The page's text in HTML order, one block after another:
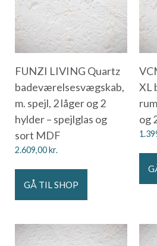
FUNZI LIVING Quartz
badeværelsesvægskab,
m. spejl, 2 låger og 2
hylder – spejlglas og
sort MDF
2.609,00kr.
GÅ TIL SHOP
XL
og